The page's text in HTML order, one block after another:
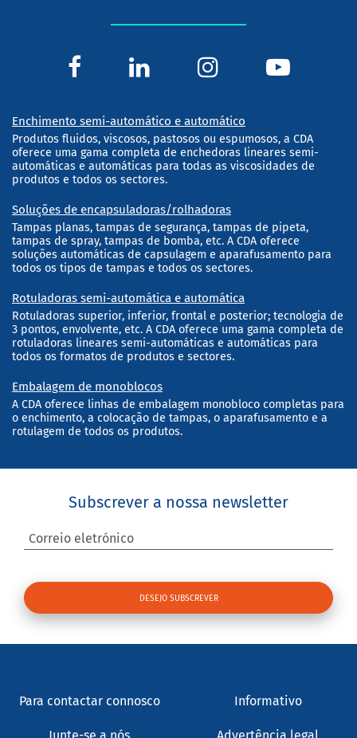
Enchimento semi-automático e automático
Produtos fluidos, viscosos, pastosos ou espumosos, a CDA
oferece uma gama completa de enchedoras lineares semi-
automáticas e automáticas para todas as viscosidades de
produtos e todos os sectores.
Soluções de encapsuladoras/rolhadoras
Tampas planas, tampas de segurança, tampas de pipeta,
tampas de spray, tampas de bomba, etc. A CDA oferece
soluções automáticas de capsulagem e aparafusamento para
todos os tipos de tampas e todos os sectores.
Rotuladoras semi-automática e automática
Rotuladoras superior, inferior, frontal e posterior; tecnologia de
3 pontos, envolvente, etc. A CDA oferece uma gama completa de
rotuladoras lineares semi-automáticas e automáticas para
todos os formatos de produtos e sectores.
Embalagem de monoblocos
A CDA oferece linhas de embalagem monobloco completas para
o enchimento, a colocação de tampas, o aparafusamento e a
rotulagem de todos os produtos.
Subscrever a nossa newsletter
Correio eletrónico
Para contactar connosco Informativo